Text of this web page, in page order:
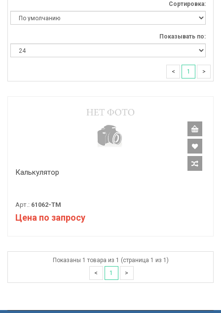
Сортировка:
Показывать по:
< 1 >
Калькулятор
Арт.: 61062-ТМ
Цена по запросу
Показаны 1 товара из 1 (страница 1 из 1)
<
1 >